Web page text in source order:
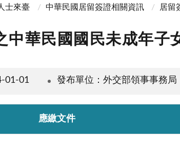
士來臺 中華民國居留簽證相關資訊 居留
中華民國國民未成年子
01-01 發布單位：外交部領事事務局
應繳文件